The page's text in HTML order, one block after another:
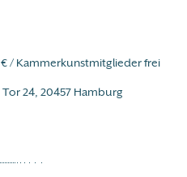
€ / Kammerkunstmitglieder frei
24, 20457 Hamburg